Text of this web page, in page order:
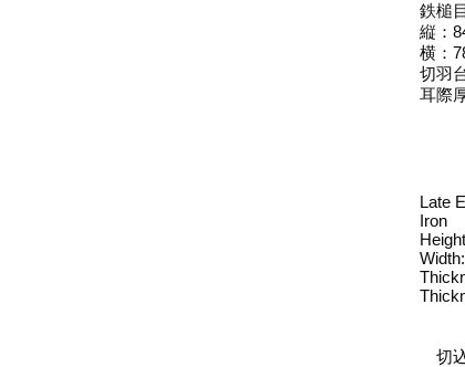
鉄槌
縦：
横：
切羽
耳際
Late
Iron
切